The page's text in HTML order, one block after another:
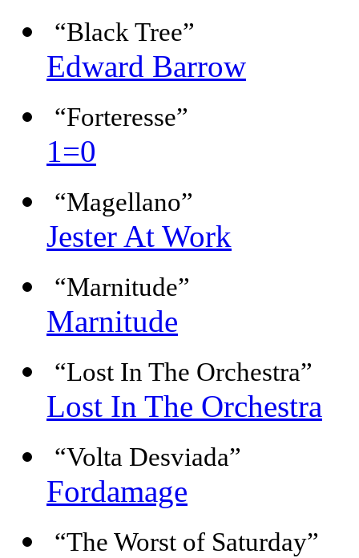
“Black Tree”
Edward Barrow
“Forteresse”
1=0
“Magellano”
Jester At Work
“Marnitude”
Marnitude
“Lost In The Orchestra”
Lost In The Orchestra
“Volta Desviada”
Fordamage
“The Worst of Saturday”